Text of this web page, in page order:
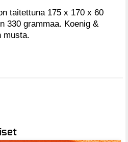
taitettuna 175 x 170 x 60
330 grammaa. Koenig &
musta.